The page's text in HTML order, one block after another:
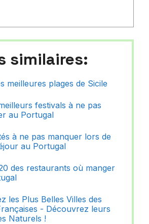
similaires:
meilleures plages de Sicile
festivals à ne pas
au Portugal
à ne pas manquer lors de
au Portugal
des restaurants où manger
les Plus Belles Villes des
- Découvrez leurs
Naturels !